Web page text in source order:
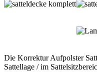
Die Korrektur Aufpolster
Sattellage / im